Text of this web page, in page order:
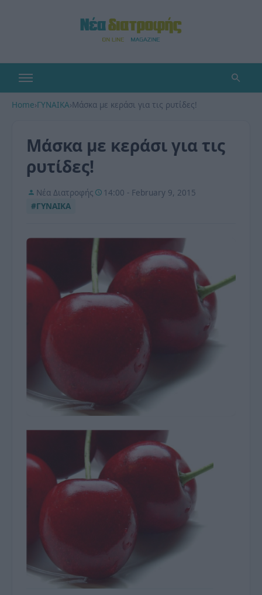
Home›ΓΥΝΑΙΚΑ›Μάσκα με κεράσι για τις ρυτίδες!
Μάσκα με κεράσι για τις
ρυτίδες!
Νέα Διατροφής
14:00 - February 9, 2015
#ΓΥΝΑΙΚΑ